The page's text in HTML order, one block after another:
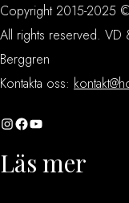
Copyright 2015-2025
All rights reserved. VD
Berggren
Kontakta oss:
InstagramFacebook YouTube
Läs mer